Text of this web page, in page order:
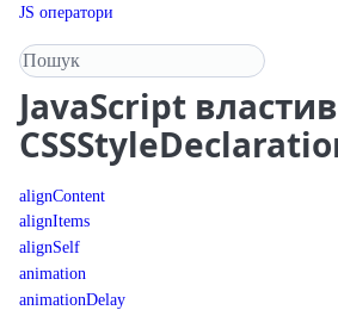
JS оператори
Пошук у довіднику
JavaScript
alignContent
alignItems
alignSelf
animation
animationDelay